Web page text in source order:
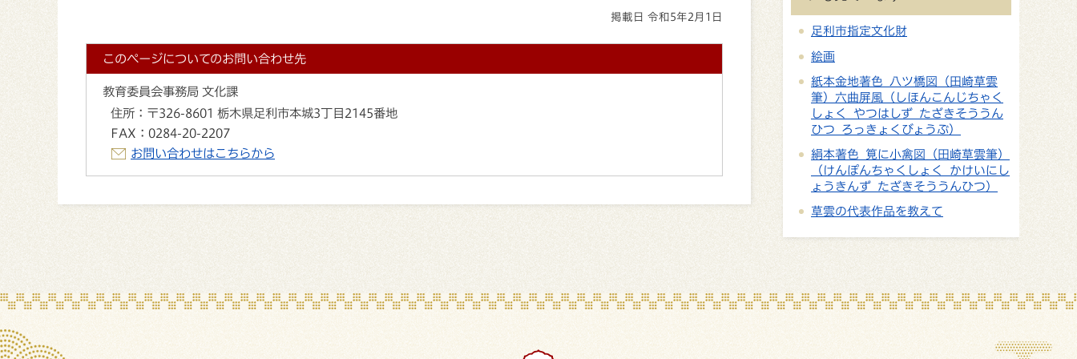
掲載日 令和5年2月1日
このページについてのお問い合わせ先
教育委員会事務局 文化課
住所： 〒326-8601 栃木県足利市本城3丁目2145番地
FAX： 0284-20-2207
お問い合わせはこちらから
足利市指定文化財
絵画
紙本金地著色 八ツ橋図（田崎草雲
筆）六曲屏風（しほんこんじちゃく
しょく やつはしず たざきそううん
ひつ ろっきょくびょうぶ）
絹本著色 筧に小禽図（田崎草雲筆）
（けんぽんちゃくしょく かけいにし
ょうきんず たざきそううんひつ）
草雲の代表作品を教えて